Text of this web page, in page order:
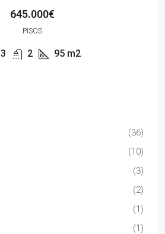
645.000€
PISOS
3 2 95 m2
(36)
(10)
(3)
(2)
(1)
(1)